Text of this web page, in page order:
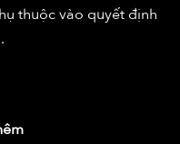
thuộc vào quyết định